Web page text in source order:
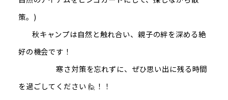
策。)
秋キャンプは自然と触れ合い、親子の絆を深める絶
好の機会です！
寒さ対策を忘れずに、ぜひ思い出に残る時間
を過ごしてください 🙋！！